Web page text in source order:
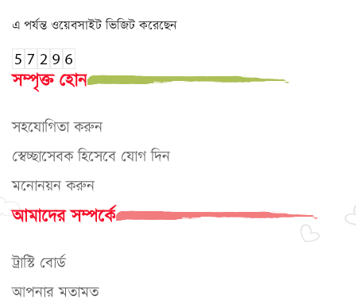
এ পর্যন্ত ওয়েবসাইট ভিজিট করেছেন
সম্পৃক্ত হোন
সহযোগিতা করুন
স্বেচ্ছাসেবক হিসেবে যোগ দিন
মনোনয়ন করুন
আমাদের সম্পর্কে
ট্রাস্টি বোর্ড
আপনার মতামত